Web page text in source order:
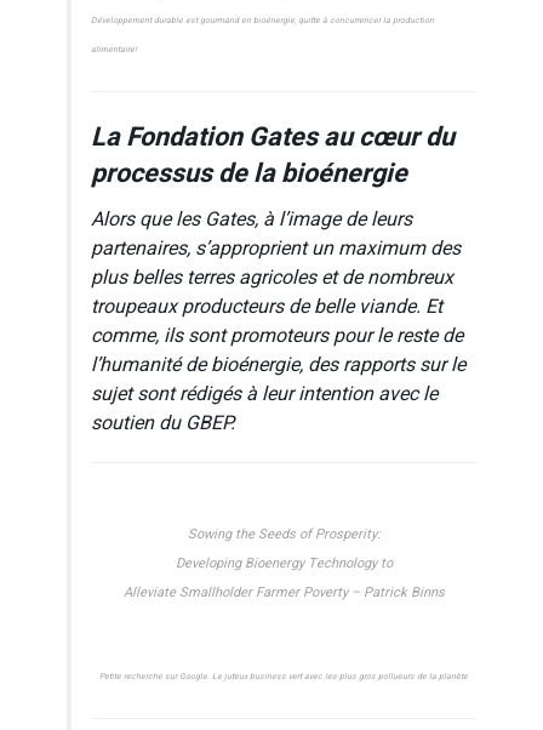
Développement durable est gourmand en bioénergie, quitte à concurrencer la production
alimentaire!
La Fondation Gates au cœur du
processus de la bioénergie
Alors que les Gates, à l’image de leurs
partenaires, s’approprient un maximum des
plus belles terres agricoles et de nombreux
troupeaux producteurs de belle viande. Et
comme, ils sont promoteurs pour le reste de
l’humanité de bioénergie, des rapports sur le
sujet sont rédigés à leur intention avec le
soutien du GBEP.
Sowing the Seeds of Prosperity:
Developing Bioenergy Technology to
Alleviate Smallholder Farmer Poverty – Patrick Binns
Petite recherche sur Google. Le juteux business vert avec les plus gros pollueurs de la planète